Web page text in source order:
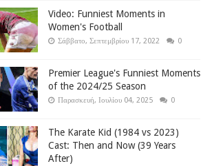
Video: Funniest Moments in
Women's Football
Σάββατο, Σεπτεμβρίου 17, 2022 0
Premier League's Funniest Moments
of the 2024/25 Season
Παρασκευή, Ιουλίου 04, 2025 0
The Karate Kid (1984 vs 2023)
Cast: Then and Now (39 Years
After)